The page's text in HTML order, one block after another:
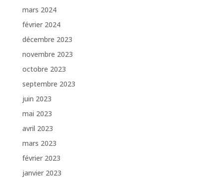
mars 2024
février 2024
décembre 2023
novembre 2023
octobre 2023
septembre 2023
juin 2023
mai 2023
avril 2023
mars 2023
février 2023
janvier 2023